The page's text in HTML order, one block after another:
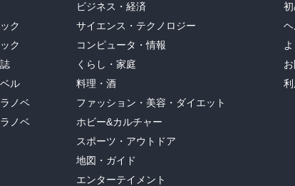
ク
ク
ル
ノベ
ノベ
ビジネス・経済
サイエンス・テクノロジー
コンピュータ・情報
くらし・家庭
料理・酒
ファッション・美容・ダイエット
ホビー&カルチャー
スポーツ・アウトドア
地図・ガイド
エンターテイメント